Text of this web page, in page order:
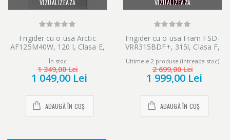
VIZUALIZEAZĂ
Frigider cu o usa Arctic
AF125M40W, 120 l, Clasa E,
În stoc
1 349,00 Lei
1 049,00 Lei
ADAUGĂ ÎN COȘ
VIZUALIZEAZĂ
Frigider cu o usa Fram FSD-
VRR315BDF+, 315l, Clasa F,
176.9 cm, Visiniu
Ultimele 2 produse (intreaba stoc)
2 699,00 Lei
1 999,00 Lei
ADAUGĂ ÎN COȘ